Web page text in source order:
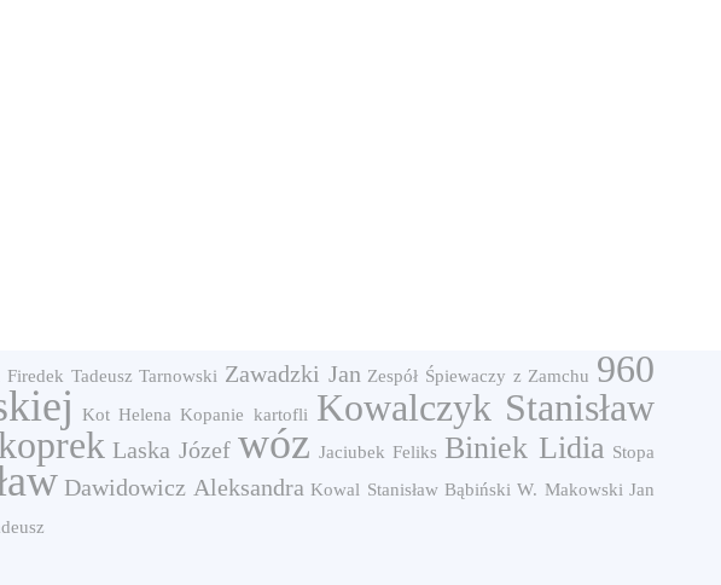
Firedek Tadeusz Tarnowski Zawadzki Jan Zespół Śpiewaczy z Zamchu 960
Kot Helena Kopanie kartofli Kowalczyk Stanisław
Laska Józef wóz Jaciubek Feliks Biniek Lidia Stopa
Dawidowicz Aleksandra Kowal Stanisław Bąbiński W. Makowski Jan